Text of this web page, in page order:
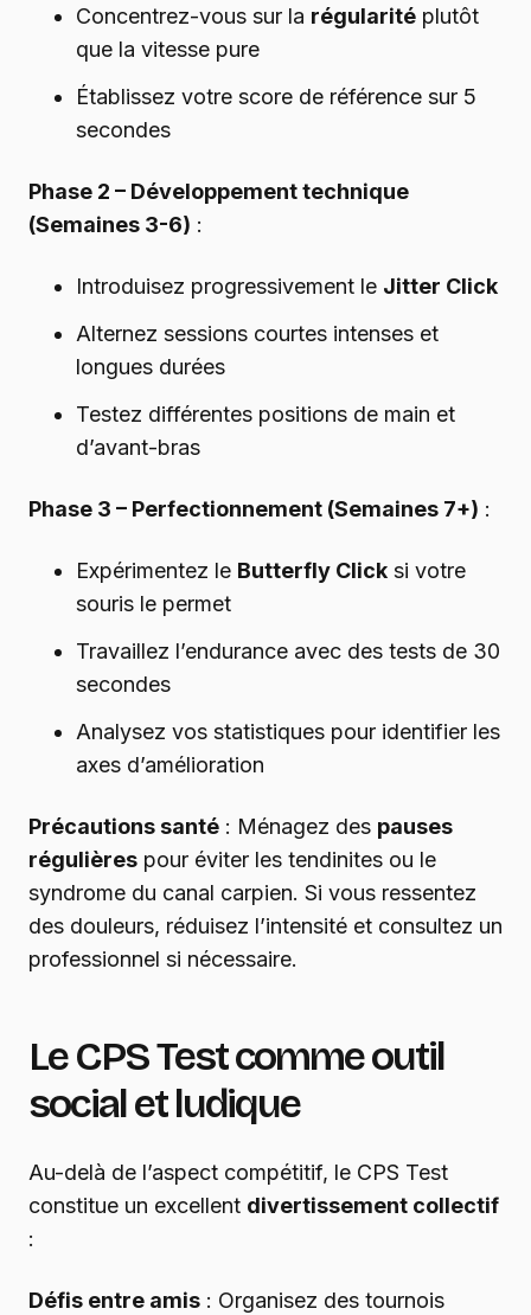
Concentrez-vous sur la régularité plutôt
que la vitesse pure
Établissez votre score de référence sur 5
secondes
Phase 2 – Développement technique
(Semaines 3-6) :
Introduisez progressivement le Jitter Click
Alternez sessions courtes intenses et
longues durées
Testez différentes positions de main et
d’avant-bras
Phase 3 – Perfectionnement (Semaines 7+) :
Expérimentez le Butterfly Click si votre
souris le permet
Travaillez l’endurance avec des tests de 30
secondes
Analysez vos statistiques pour identifier les
axes d’amélioration
Précautions santé : Ménagez des pauses
régulières pour éviter les tendinites ou le
syndrome du canal carpien. Si vous ressentez
des douleurs, réduisez l’intensité et consultez un
professionnel si nécessaire.
Le CPS Test comme outil
social et ludique
Au-delà de l’aspect compétitif, le CPS Test
constitue un excellent divertissement collectif
:
Défis entre amis : Organisez des tournois